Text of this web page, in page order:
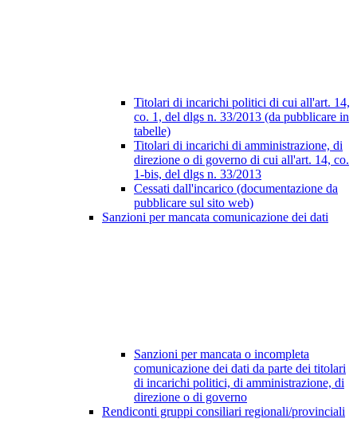
Titolari di incarichi politici di cui all'art. 14,
co. 1, del dlgs n. 33/2013 (da pubblicare in
tabelle)
Titolari di incarichi di amministrazione, di
direzione o di governo di cui all'art. 14, co.
1-bis, del dlgs n. 33/2013
Cessati dall'incarico (documentazione da
pubblicare sul sito web)
Sanzioni per mancata comunicazione dei dati
Sanzioni per mancata o incompleta
comunicazione dei dati da parte dei titolari
di incarichi politici, di amministrazione, di
direzione o di governo
Rendiconti gruppi consiliari regionali/provinciali